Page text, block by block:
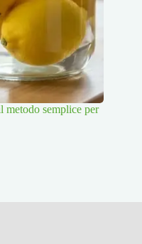
metodo semplice per